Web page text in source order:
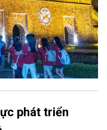
phát triển